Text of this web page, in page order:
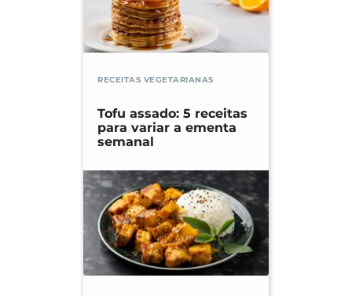
RECEITAS VEGETARIANAS
Tofu assado: 5 receitas
para variar a ementa
semanal